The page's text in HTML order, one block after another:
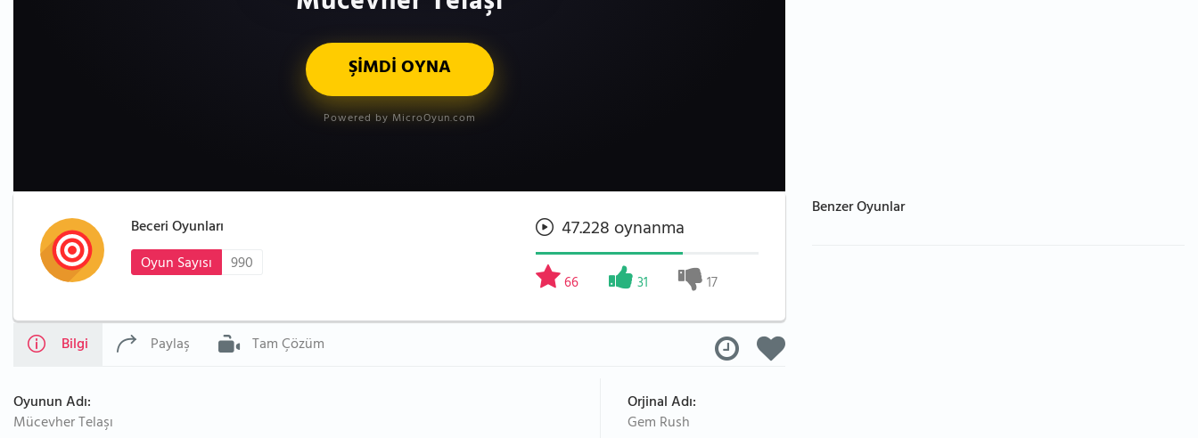
ŞİMDİ OYNA
Powered by MicroOyun.com
Beceri Oyunları
Oyun Sayısı
990
47.228 oynanma
66 31 17
Bilgi Paylaş Tam Çözüm
Oyunun Adı:
Mücevher Telaşı
Orjinal Adı:
Gem Rush
Benzer Oyunlar